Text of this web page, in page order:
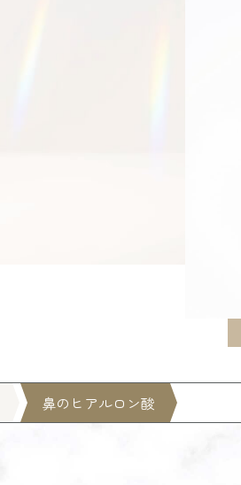
鼻のヒアルロン酸